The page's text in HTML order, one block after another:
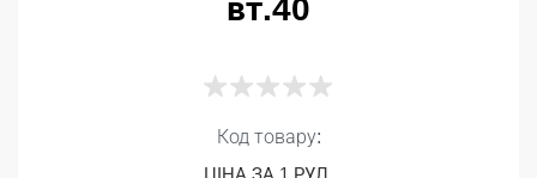
вт.40
Код товару:
ЦІНА ЗА 1 РУЛ.